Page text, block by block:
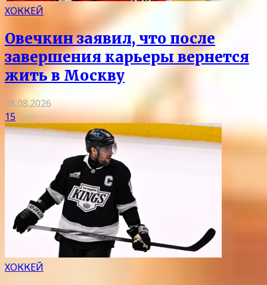
ХОККЕЙ
Овечкин заявил, что после
завершения карьеры вернется
жить в Москву
08.08.2026
15
ХОККЕЙ